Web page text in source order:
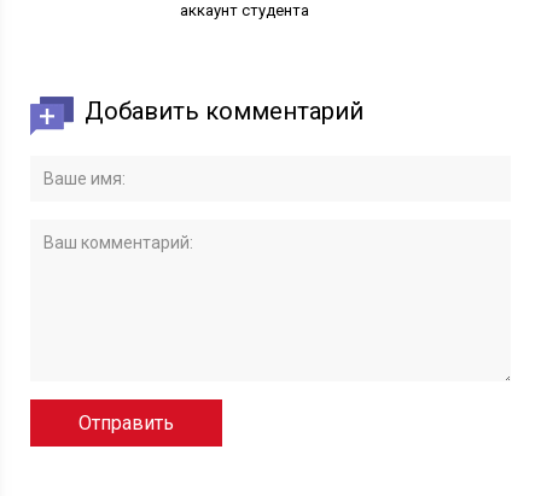
аккаунт студента
Добавить комментарий